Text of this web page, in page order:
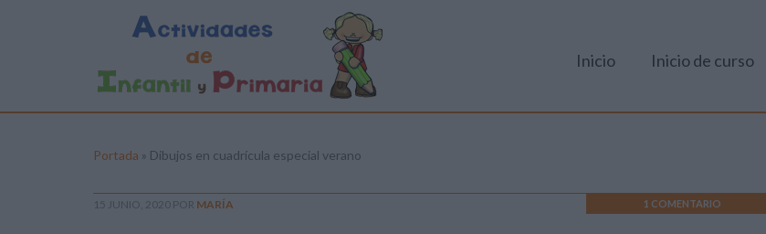
Inicio Inicio de curso
Portada » Dibujos en cuadrícula especial verano
15 JUNIO, 2020 POR MARÍA 1 COMENTARIO